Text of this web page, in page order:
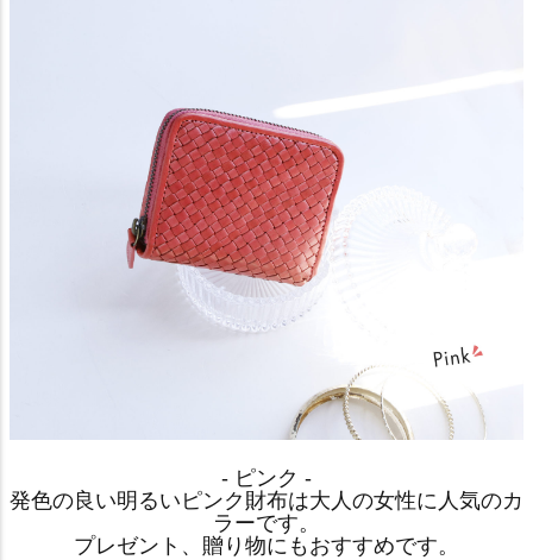
- ピンク -
発色の良い明るいピンク財布は大人の女性に人気のカ
ラーです。
プレゼント、贈り物にもおすすめです。